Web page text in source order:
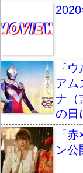
『
アム
ナ（
の日
『
ン公